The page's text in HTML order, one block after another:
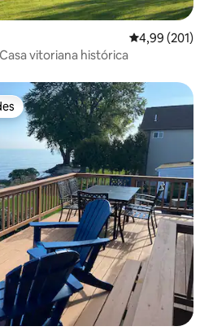
4,99 de uma
4,99 (201)
vitoriana histórica
dos hóspedes